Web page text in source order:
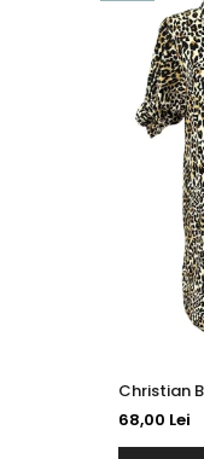
68,00 Lei